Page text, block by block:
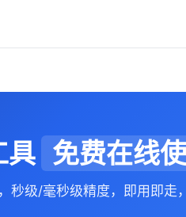
具 免费在线
秒级/毫秒级精度，即用即走